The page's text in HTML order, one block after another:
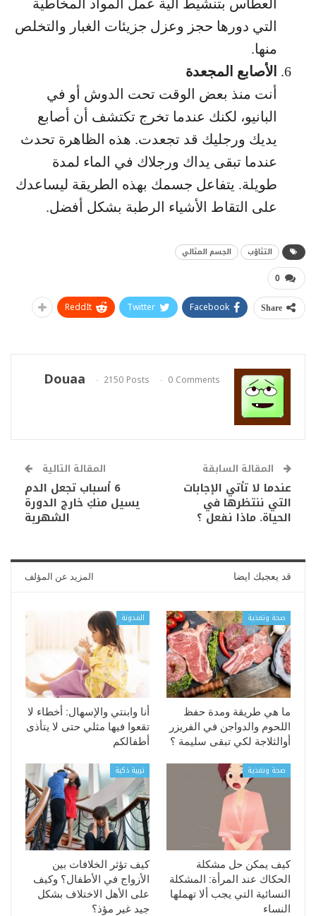
العطاس بتنشيط آلية عمل المواد المخاطية
التي دورها حجز وعزل جزيئات الغبار والتخلص
منها.
الأصابع المجعدة
أنت منذ بعض الوقت تحت الدوش أو في
البانيو، لكنك عندما تخرج تكتشف أن أصابع
يديك ورجليك قد تجعدت. هذه الظاهرة تحدث
عندما تبقى يداك ورجلاك في الماء لمدة
طويلة. يتفاعل جسمك بهذه الطريقة ليساعدك
على التقاط الأشياء الرطبة بشكل أفضل.
التثاؤب الجسم المثالي
0
Share
Facebook
Twitter
ReddIt
Douaa 2150 Posts 0 Comments
المقالة السابقة
عندما لا تأتي الإجابات
التي ننتظرها في
الحياة. ماذا نفعل ؟
المقالة التالية
6 أسباب تجعل الدم
يسيل منكِ خارج الدورة
الشهرية
قد يعجبك ايضا المزيد عن المؤلف
صحة وتغذية
ما هي طريقة ومدة حفظ
اللحوم والدواجن في الفريزر
أوالثلاجة لكي تبقى سليمة ؟
المدونة
أنا وابنتي والإسهال: أخطاء لا
تقعوا فيها مثلي حتى لا يتأذى
أطفالكم
صحة وتغذية
كيف يمكن حل مشكلة
الحكاك عند المرأة: المشكلة
النسائية التي يجب ألا تهملها
النساء
تربية ذكية
كيف تؤثر الخلافات بين
الأزواج في الأطفال؟ وكيف
على الأهل الاختلاف بشكل
جيد غير مؤذ؟